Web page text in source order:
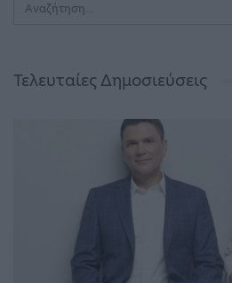
Τελευταίες Δημοσιεύσεις